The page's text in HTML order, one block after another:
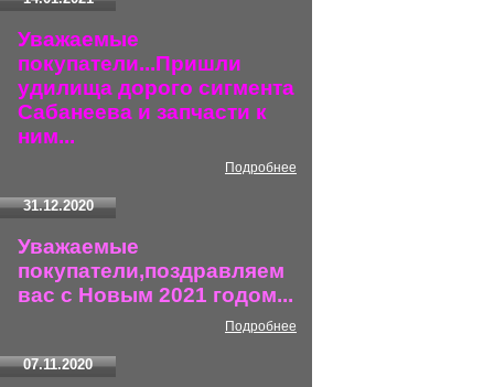
Уважаемые
покупатели...Пришли
удилища дорого сигмента
Сабанеева и запчасти к
ним...
Подробнее
31.12.2020
Уважаемые
покупатели,поздравляем
вас с Новым 2021 годом...
Подробнее
07.11.2020